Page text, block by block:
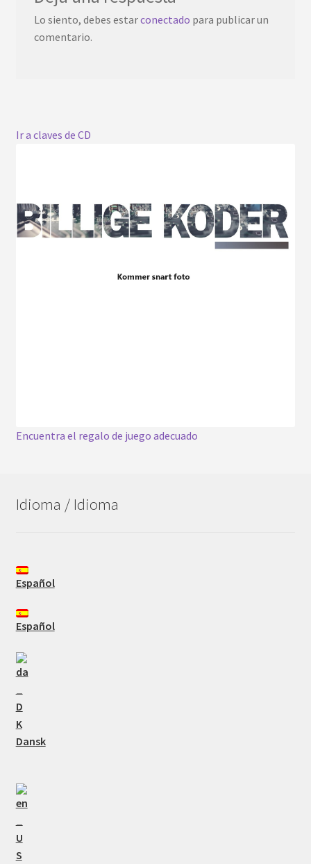
Lo siento, debes estarconectado para publicar un
comentario.
Ir a claves de CD
Encuentra el regalo de juego adecuado
Idioma / Idioma
Español
Español
Dansk